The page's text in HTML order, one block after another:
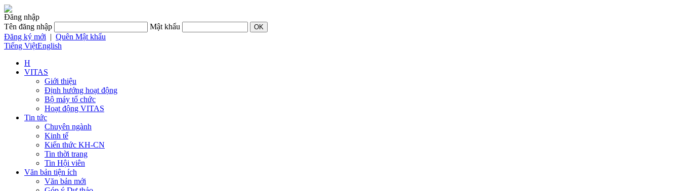
Đăng nhập
Tên đăng nhập
Mật khẩu
Đăng ký mới | Quên Mật khẩu
Tiếng ViệtEnglish
H
VITAS
Giới thiệu
Định hướng hoạt động
Bộ máy tổ chức
Hoạt động VITAS
Tin tức
Chuyên ngành
Kinh tế
Kiến thức KH-CN
Tin thời trang
Tin Hội viên
Văn bản tiện ích
Văn bản mới